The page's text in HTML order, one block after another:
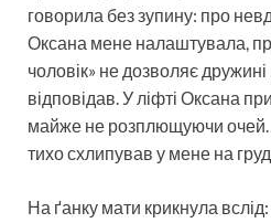
говорила без зупину: про
Оксана мене налаштувала,
чоловік» не дозволяє
відповідав. У ліфті Оксана
майже не розплющуючи очей.
тихо схлипував у мене на
На ґанку мати крикнула вслід: